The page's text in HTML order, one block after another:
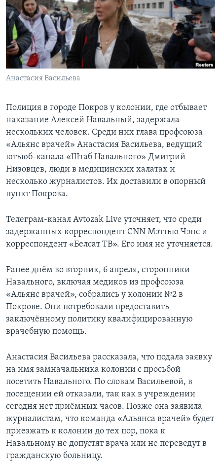
Learning English
СОЦИАЛЬНЫЕ СЕТИ
Анастасия Васильева
Полиция в городе Покров у колонии, где отбывает
наказание Алексей Навальный, задержала
нескольких человек. Среди них глава профсоюза
«Альянс врачей» Анастасия Васильева, ведущий
ютьюб-канала «Штаб Навального» Дмитрий
Низовцев, люди в медицинских халатах и
несколько журналистов. Их доставили в опорный
пункт Покрова.
Телеграм-канал Avtozak Live уточняет, что среди
задержанных корреспондент CNN Мэттью Чэнс и
корреспондент «Белсат ТВ». Его имя не уточняется.
Ранее днём во вторник, 6 апреля, сторонники
Навального, включая медиков из профсоюза
«Альянс врачей», собрались у колонии №2 в
Покрове. Они потребовали предоставить
заключённому политику квалифицированную
врачебную помощь.
Анастасия Васильева рассказала, что подала заявку
на имя замначальника колонии с просьбой
посетить Навального. По словам Васильевой, в
посещении ей отказали, так как в учреждении
сегодня нет приёмных часов. Позже она заявила
журналистам, что команда «Альянса врачей» будет
приезжать к колонии до тех пор, пока к
Навальному не допустят врача или не переведут в
гражданскую больницу.